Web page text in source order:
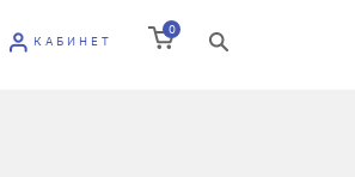
КАБИНЕТ
0